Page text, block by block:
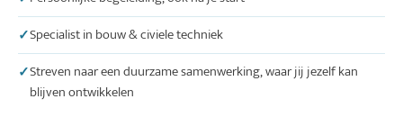
Specialist in bouw & civiele techniek
Streven naar een duurzame samenwerking, waar jij jezelf kan
blijven ontwikkelen